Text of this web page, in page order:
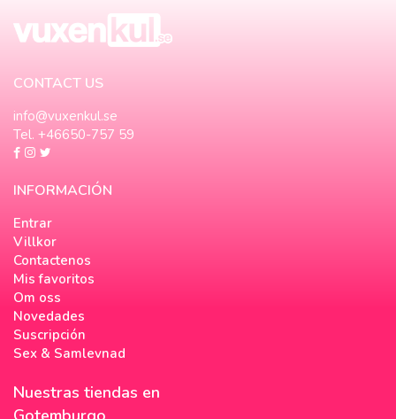
CONTACT US
info@vuxenkul.se
Tel. +46650-757 59
INFORMACIÓN
Entrar
Villkor
Contactenos
Mis favoritos
Om oss
Novedades
Suscripción
Sex & Samlevnad
Nuestras tiendas en